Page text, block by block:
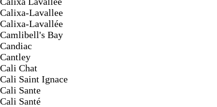
Calixa-Lavallee
Calixa-Lavallée
Camlibell's Bay
Candiac
Cantley
Cali Chat
Cali Saint Ignace
Cali Sante
Cali Santé